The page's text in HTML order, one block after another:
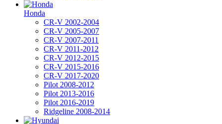
Honda
CR-V 2002-2004
CR-V 2005-2007
CR-V 2007-2011
CR-V 2011-2012
CR-V 2012-2015
CR-V 2015-2016
CR-V 2017-2020
Pilot 2008-2012
Pilot 2013-2016
Pilot 2016-2019
Ridgeline 2008-2014